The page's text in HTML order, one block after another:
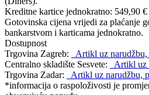
Kreditne kartice jednokratno: 549,90 €
Gotovinska cijena vrijedi za plaćanje
bankarstvom i karticama jednokratno.
Dostupnost
Trgovina Zagreb:
Artikl uz narudžbu,
Centralno skladište Sesvete:
Artikl uz
Trgovina Zadar:
Artikl uz narudžbu,
*informacija o raspoloživosti je